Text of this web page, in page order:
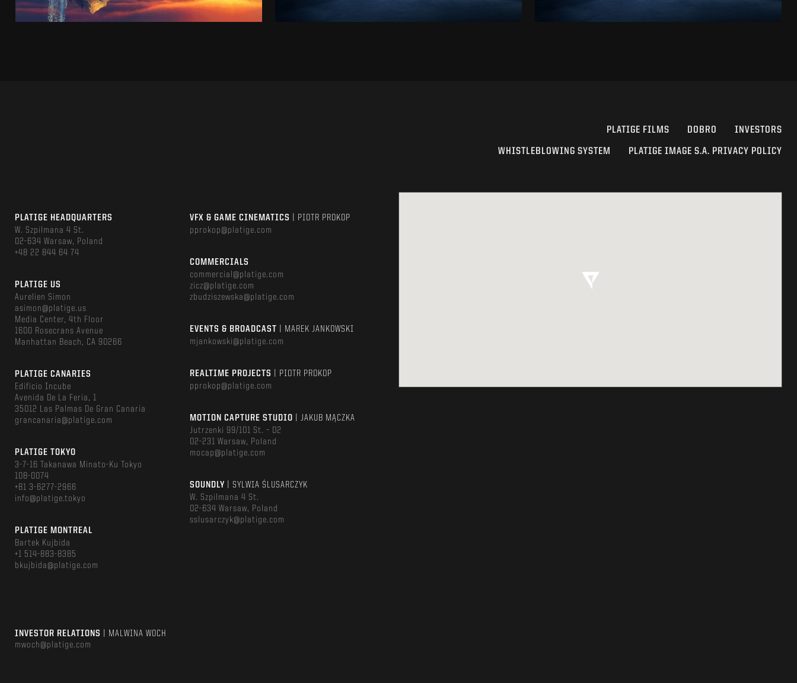
PLATIGE FILMS DOBRO INVESTORS
WHISTLEBLOWING SYSTEM PLATIGE IMAGE S.A. PRIVACY POLICY
PLATIGE HEADQUARTERS
W. Szpilmana 4 St.
02-634 Warsaw, Poland
+48 22 844 64 74
PLATIGE US
Aurelien Simon
asimon@platige.us
Media Center, 4th Floor
1600 Rosecrans Avenue
Manhattan Beach, CA 90266
PLATIGE CANARIES
Edificio Incube
Avenida De La Feria, 1
35012 Las Palmas De Gran Canaria
grancanaria@platige.com
PLATIGE TOKYO
3-7-16 Takanawa Minato-Ku Tokyo
108-0074
+81 3-6277-2966
info@platige.tokyo
PLATIGE MONTREAL
Bartek Kujbida
+1 514-883-8385
bkujbida@platige.com
VFX & GAME CINEMATICS
| PIOTR PROKOP
pprokop@platige.com
COMMERCIALS
commercial@platige.com
zicz@platige.com
zbudziszewska@platige.com
EVENTS & BROADCAST
| MAREK JANKOWSKI
mjankowski@platige.com
REALTIME PROJECTS
| PIOTR PROKOP
pprokop@platige.com
MOTION CAPTURE STUDIO
| JAKUB MĄCZKA
Jutrzenki 99/101 St. – D2
02-231 Warsaw, Poland
mocap@platige.com
SOUNDLY
| SYLWIA ŚLUSARCZYK
W. Szpilmana 4 St.
02-634 Warsaw, Poland
sslusarczyk@platige.com
INVESTOR RELATIONS
| MALWINA WOCH
mwoch@platige.com